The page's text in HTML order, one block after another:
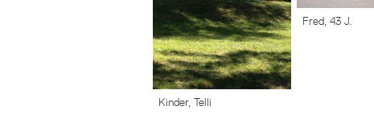
Kinder, Telli
Fred, 43 J.